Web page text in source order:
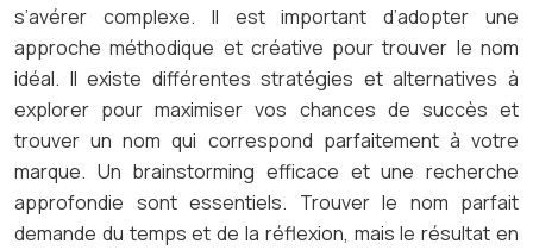
s’avérer complexe. Il est important d’adopter une
approche méthodique et créative pour trouver le nom
idéal. Il existe différentes stratégies et alternatives à
explorer pour maximiser vos chances de succès et
trouver un nom qui correspond parfaitement à votre
marque. Un brainstorming efficace et une recherche
approfondie sont essentiels. Trouver le nom parfait
demande du temps et de la réflexion, mais le résultat en